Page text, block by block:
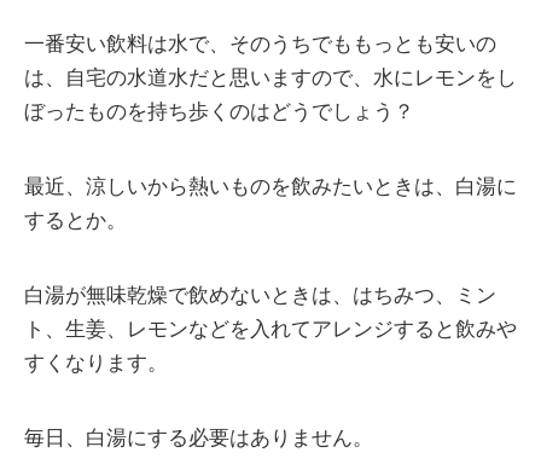
一番安い飲料は水で、そのうちでももっとも安いの
は、自宅の水道水だと思いますので、水にレモンをし
ぼったものを持ち歩くのはどうでしょう？
最近、涼しいから熱いものを飲みたいときは、白湯に
するとか。
白湯が無味乾燥で飲めないときは、はちみつ、ミン
ト、生姜、レモンなどを入れてアレンジすると飲みや
すくなります。
毎日、白湯にする必要はありません。